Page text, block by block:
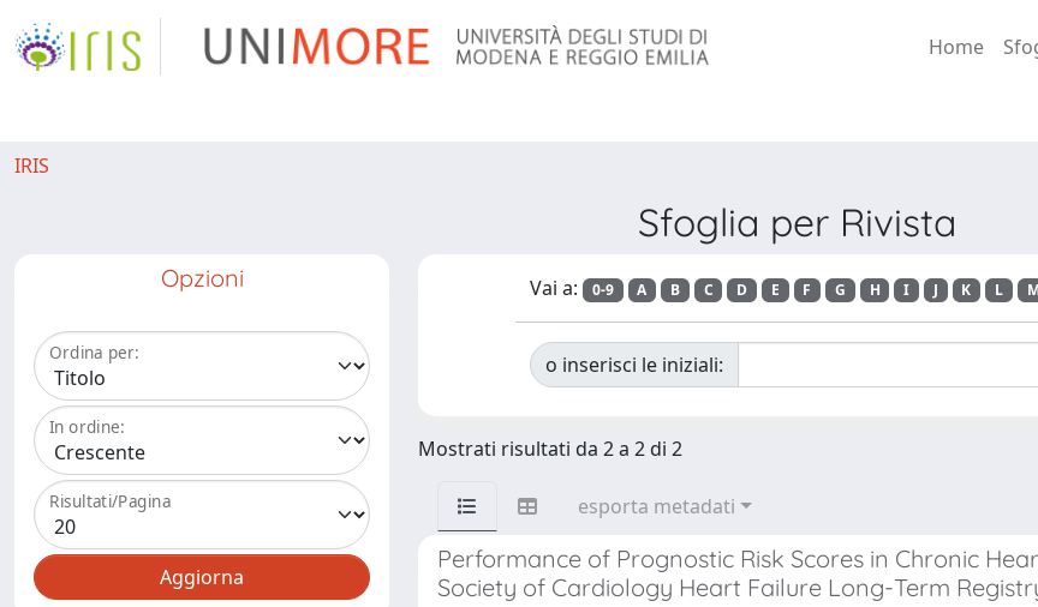
Home
IRIS
Sfoglia per Rivista
Opzioni
Ordina per:
In ordine:
Risultati/Pagina
Vai a: 0-9 A B C D E F G H I J K L
o inserisci le iniziali:
Mostrati risultati da 2 a 2 di 2
esporta metadati
Performance of Prognostic Risk Scores in Chronic
Society of Cardiology Heart Failure Long-Term